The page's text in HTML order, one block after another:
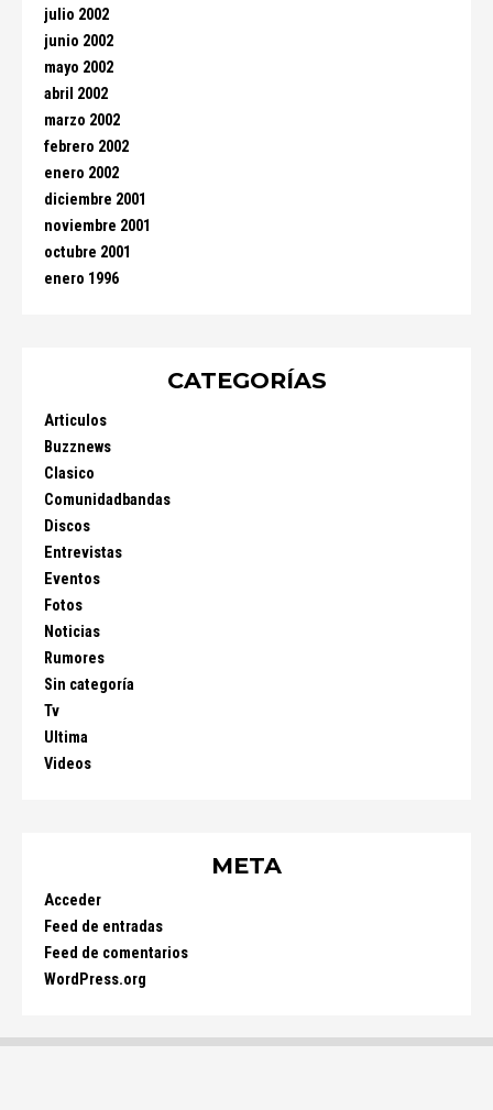
julio 2002
junio 2002
mayo 2002
abril 2002
marzo 2002
febrero 2002
enero 2002
diciembre 2001
noviembre 2001
octubre 2001
enero 1996
CATEGORÍAS
Articulos
Buzznews
Clasico
Comunidadbandas
Discos
Entrevistas
Eventos
Fotos
Noticias
Rumores
Sin categoría
Tv
Ultima
Videos
META
Acceder
Feed de entradas
Feed de comentarios
WordPress.org